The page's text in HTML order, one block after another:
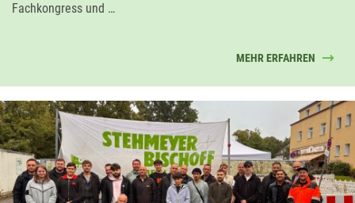
Fachkongress und …
MEHR ERFAHREN